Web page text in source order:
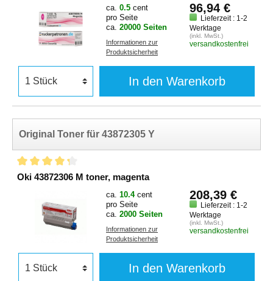
ca. 0.5 cent
pro Seite
ca. 20000 Seiten
Informationen zur
Produktsicherheit
96,94 €
Lieferzeit : 1-2
Werktage
(inkl. MwSt.)
versandkostenfrei
In den Warenkorb
Original Toner für 43872305 Y
Oki 43872306 M toner, magenta
ca. 10.4 cent
pro Seite
ca. 2000 Seiten
Informationen zur
Produktsicherheit
208,39 €
Lieferzeit : 1-2
Werktage
(inkl. MwSt.)
versandkostenfrei
In den Warenkorb